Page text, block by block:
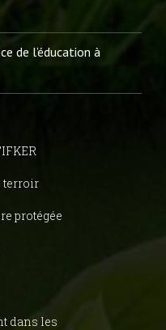
de l’éducation à
terroir
protégée
dans les